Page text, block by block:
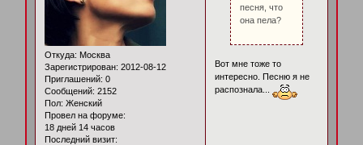
Откуда: Москва
Зарегистрирован: 2012-08-12
Приглашений: 0
Сообщений: 2152
Пол: Женский
Провел на форуме:
18 дней 14 часов
Последний визит:
песня, что
она пела?
Вот мне тоже то
интересно. Песню я не
распознала...